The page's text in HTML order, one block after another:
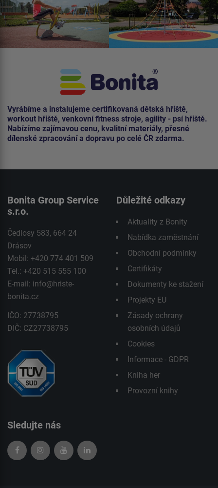
Vyrábíme a instalujeme certifikovaná dětská hřiště,
workout hřiště, venkovní fitness stroje, agility - psí hřiště.
Nabízíme zajímavou cenu, kvalitní materiály, přesné
dílenské zpracování a dopravu po celé ČR zdarma.
Bonita Group Service
s.r.o.
Čedlosy 583, 664 24
Drásov
Mobil: +420 774 401 509
Tel.: +420 515 555 100
E-mail: info@hriste-
bonita.cz
IČO: 27738795
DIČ: CZ27738795
Důležité odkazy
Aktuality z Bonity
Nabídka zaměstnání
Obchodní podmínky
Certifikáty
Dokumenty ke stažení
Projekty EU
Zásady ochrany
osobních údajů
Cookies
Informace - GDPR
Kniha her
Provozní knihy
Sledujte nás